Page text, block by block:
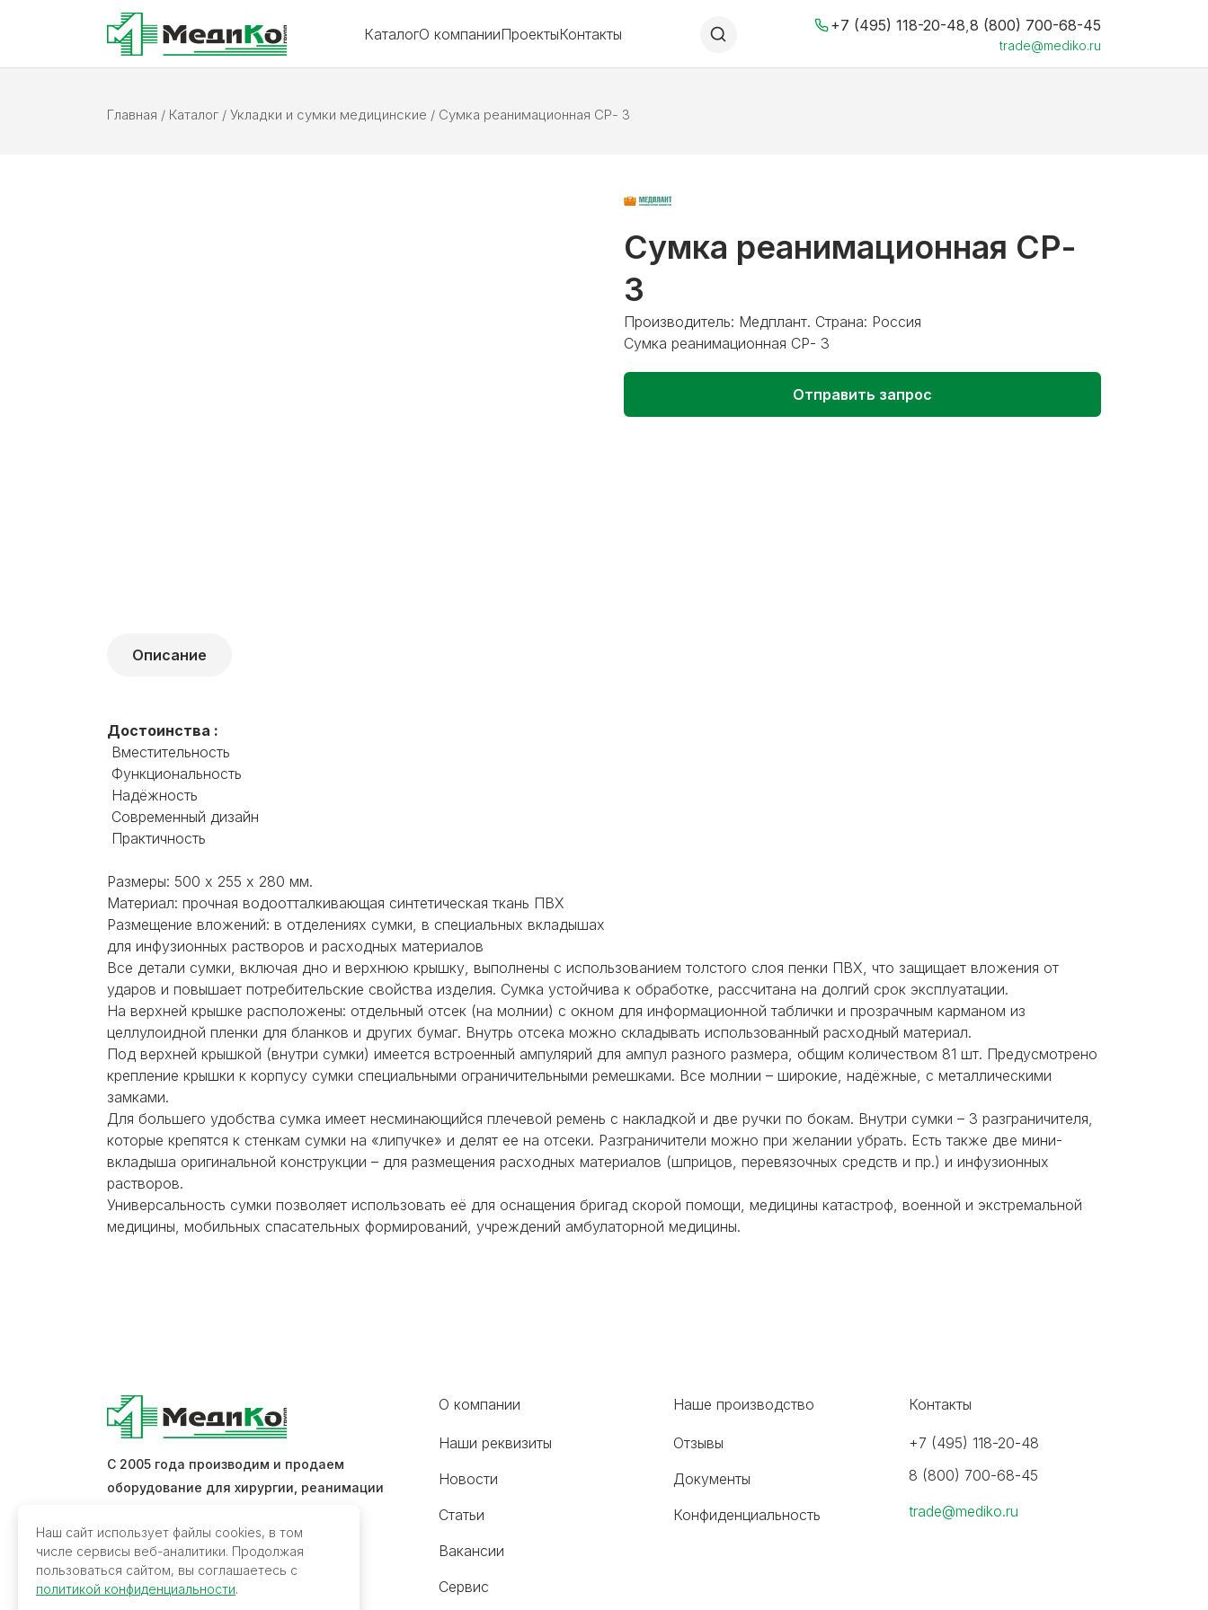
КаталогО компанииПроектыКонтакты
+7 (495) 118-20-48 8 (800) 700-68-45
trade@mediko.ru
Главная / Каталог / Укладки и сумки медицинские / Сумка реанимационная СР- 3
Сумка реанимационная СР-
3
Производитель: Медплант. Страна: Россия
Сумка реанимационная СР- 3
Отправить запрос
Описание
Достоинства :
Вместительность
Функциональность
Надёжность
Современный дизайн
Практичность
Размеры: 500 х 255 х 280 мм.
Материал: прочная водоотталкивающая синтетическая ткань ПВХ
Размещение вложений: в отделениях сумки, в специальных вкладышах
для инфузионных растворов и расходных материалов
Все детали сумки, включая дно и верхнюю крышку, выполнены с использованием толстого слоя пенки ПВХ, что защищает вложения от
ударов и повышает потребительские свойства изделия. Сумка устойчива к обработке, рассчитана на долгий срок эксплуатации.
На верхней крышке расположены: отдельный отсек (на молнии) с окном для информационной таблички и прозрачным карманом из
целлулоидной пленки для бланков и других бумаг. Внутрь отсека можно складывать использованный расходный материал.
Под верхней крышкой (внутри сумки) имеется встроенный ампулярий для ампул разного размера, общим количеством 81 шт. Предусмотрено
крепление крышки к корпусу сумки специальными ограничительными ремешками. Все молнии – широкие, надёжные, с металлическими
замками.
Для большего удобства сумка имеет несминающийся плечевой ремень с накладкой и две ручки по бокам. Внутри сумки – 3 разграничителя,
которые крепятся к стенкам сумки на «липучке» и делят ее на отсеки. Разграничители можно при желании убрать. Есть также две мини-
вкладыша оригинальной конструкции – для размещения расходных материалов (шприцов, перевязочных средств и пр.) и инфузионных
растворов.
Универсальность сумки позволяет использовать её для оснащения бригад скорой помощи, медицины катастроф, военной и экстремальной
медицины, мобильных спасательных формирований, учреждений амбулаторной медицины.
С 2005 года производим и продаем
оборудование для хирургии, реанимации
Обратная связь
О компании
Наши реквизиты
Новости
Статьи
Вакансии
Сервис
Наше производство
Отзывы
Документы
Конфиденциальность
Контакты
+7 (495) 118-20-48
8 (800) 700-68-45
trade@mediko.ru
Наш сайт использует файлы cookies, в том
числе сервисы веб-аналитики. Продолжая
пользоваться сайтом, вы соглашаетесь с
политикой конфиденциальности.